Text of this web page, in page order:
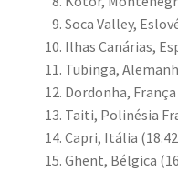
About looking
Ana Dias – Uma
Ana Manuel Mestre
Évora
Soca Valley,
Ilhas Canárias,
Tubinga,
Dordonha, França
Taiti, Polinésia
Capri, Itália
Ghent, Bélgica